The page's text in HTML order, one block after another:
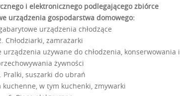
i elektronicznego podlegającego zbiórce
urządzenia gospodarstwa domowego:
urządzenia chłodzące
Chłodziarki, zamrażarki
urządzenia używane do chłodzenia, konserwowania i
żywności
Pralki, suszarki do ubrań
kuchenne, w tym kuchenki, zmywarki